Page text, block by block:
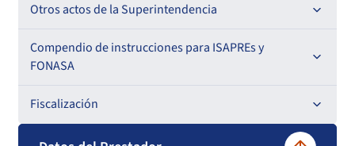
Decretos con Fuerza de Ley
Decretos
Para ISAPREs y FONASA
Circulares
Resoluciones
Para Prestadores Institucionales
Circulares internas
Circulares
Para Entidades Certificadoras
Otros actos de la Superintendencia
Antecedentes preparatorios de normas que afecten a
EMT Ley N° 20.416
Comisión Evaluadora de Licitaciones Públicas
Convenios de colaboración
Compendio de instrucciones para ISAPREs y
FONASA
Compendio Beneficios
Compendio de Archivos Maestros
Fiscalización
Informes de fiscalización